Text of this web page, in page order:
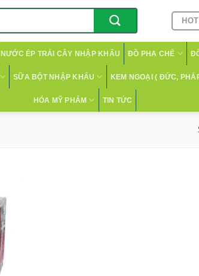
NƯỚC ÉP TRÁI CÂY NHẬP KHẨU ĐỒ PHA CHẾ
SỮA BỘT NHẬP KHẨU KEM NGOẠI ( ĐỨC,
HÓA MỸ PHẨM TIN TỨC